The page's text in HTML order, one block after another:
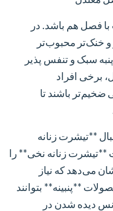
با فصل هم باشد. در
خنک‌تر محبوب‌تر
سبک و تنفس پذیر
برخی افراد
باشند تا
**تیشرت زنانه
**تیشرت زنانه نخی** را
می‌دهد که نیاز
**پنبینه** بتوانند
دیده شدن در